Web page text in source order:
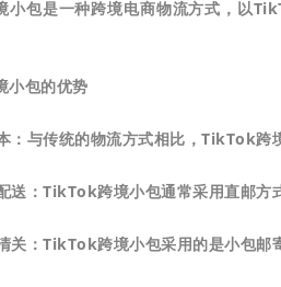
包是一种跨境电商物流方式，以
包的优势
：与传统的物流方式相比，TikTok
送：TikTok跨境小包通常采用直邮
关：TikTok跨境小包采用的是小包